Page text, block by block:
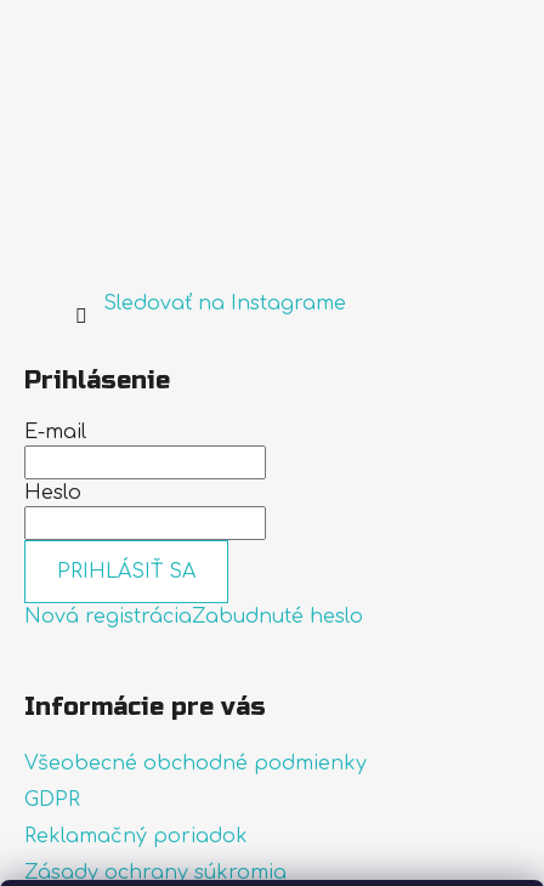
Sledovať na Instagrame
Prihlásenie
E-mail
Heslo
PRIHLÁSIŤ SA
Nová registráciaZabudnuté heslo
Informácie pre vás
Všeobecné obchodné podmienky
GDPR
Reklamačný poriadok
Zásady ochrany súkromia